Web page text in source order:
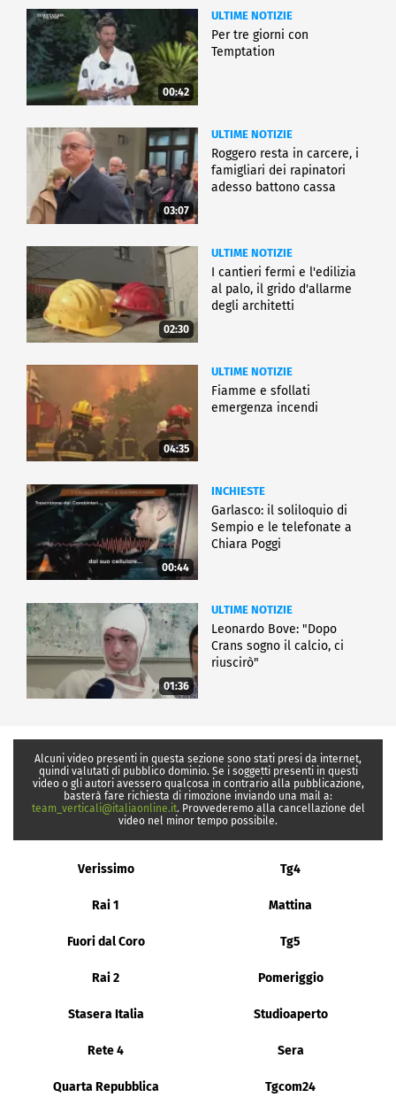
00:42
ULTIME NOTIZIE
Per tre giorni con
Temptation
03:07
ULTIME NOTIZIE
Roggero resta in carcere, i
famigliari dei rapinatori
adesso battono cassa
02:30
ULTIME NOTIZIE
I cantieri fermi e l'edilizia
al palo, il grido d'allarme
degli architetti
04:35
ULTIME NOTIZIE
Fiamme e sfollati
emergenza incendi
00:44
INCHIESTE
Garlasco: il soliloquio di
Sempio e le telefonate a
Chiara Poggi
01:36
ULTIME NOTIZIE
Leonardo Bove: "Dopo
Crans sogno il calcio, ci
riuscirò"
Alcuni video presenti in questa sezione sono stati presi da internet,
quindi valutati di pubblico dominio. Se i soggetti presenti in questi
video o gli autori avessero qualcosa in contrario alla pubblicazione,
basterà fare richiesta di rimozione inviando una mail a:
team_verticali@italiaonline.it. Provvederemo alla cancellazione del
video nel minor tempo possibile.
Verissimo Tg4
Rai 1 Mattina
Fuori dal Coro Tg5
Rai 2 Pomeriggio
Stasera Italia Studioaperto
Rete 4 Sera
Quarta Repubblica Tgcom24